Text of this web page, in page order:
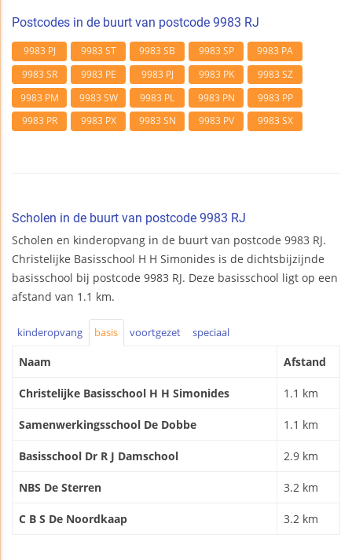
Postcodes in de buurt van postcode 9983 RJ
9983 PJ 9983 ST 9983 SB 9983 SP
9983 PA
9983 SR
9983 PE 9983 PJ 9983 PK
9983 SZ
9983 PM
9983 SW 9983 PL 9983 PN
9983 PP
9983 PR
9983 PX 9983 SN 9983 PV 9983 SX
Scholen in de buurt van postcode 9983 RJ
Scholen en kinderopvang in de buurt van postcode 9983 RJ.
Christelijke Basisschool H H Simonides is de dichtsbijzijnde
basisschool bij postcode 9983 RJ. Deze basisschool ligt op een
afstand van 1.1 km.
kinderopvang basis voortgezet speciaal
Naam Afstand
Christelijke Basisschool H H Simonides 1.1 km
Samenwerkingsschool De Dobbe 1.1 km
Basisschool Dr R J Damschool 2.9 km
NBS De Sterren 3.2 km
C B S De Noordkaap 3.2 km